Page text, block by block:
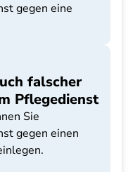
gegen eine
falscher
Pflegedienst
Sie
gegen einen